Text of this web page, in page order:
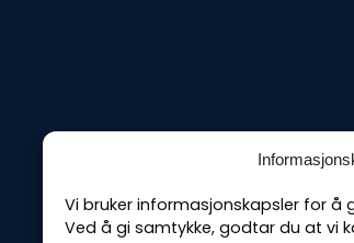
Vi bruker informasjonskapsler for å
Ved å gi samtykke, godtar du at vi